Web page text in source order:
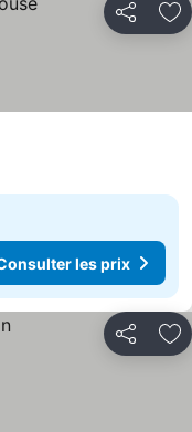
Partager
les prix
Partager